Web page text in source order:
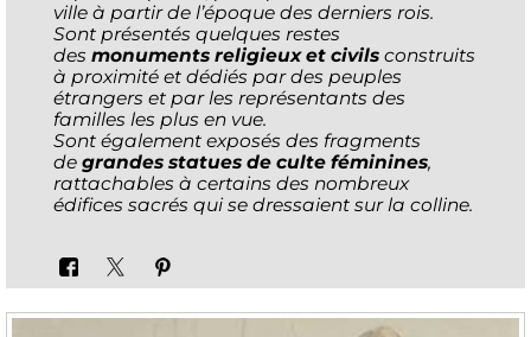
ville à partir de l’époque des derniers rois.
Sont présentés quelques restes
des monuments religieux et civils construits
à proximité et dédiés par des peuples
étrangers et par les représentants des
familles les plus en vue.
Sont également exposés des fragments
de grandes statues de culte féminines,
rattachables à certains des nombreux
édifices sacrés qui se dressaient sur la colline.